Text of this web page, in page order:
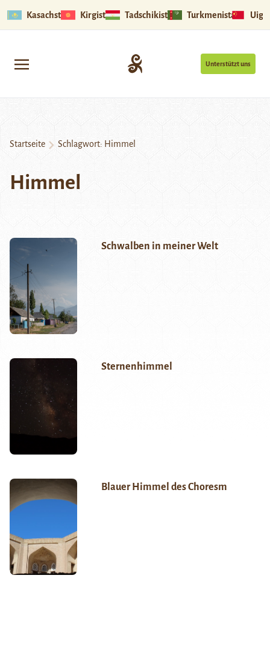
Kasachstan Kirgistan Tadschikistan Turkmenistan
Unterstützt uns
Startseite Schlagwort: Himmel
Himmel
Schwalben in meiner Welt
Sternenhimmel
Blauer Himmel des Choresm